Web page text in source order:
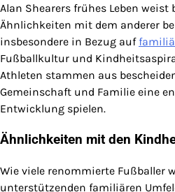
Alan Shearers frühes Leben weist
Ähnlichkeiten mit dem anderer
insbesondere in Bezug auf
Fußballkultur und
Athleten stammen aus
Gemeinschaft und Familie eine
Entwicklung spielen.
Ähnlichkeiten mit den
Wie viele renommierte Fußballer
unterstützenden familiären